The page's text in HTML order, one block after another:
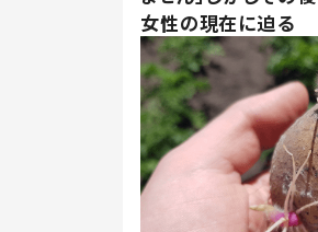
女性の現在に迫る